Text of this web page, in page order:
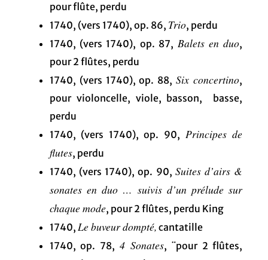
pour flûte, perdu
1740, (vers 1740), op. 86, Trio, perdu
1740, (vers 1740), op. 87, Balets en duo,
pour 2 flûtes, perdu
1740, (vers 1740), op. 88,Six concertino,
pour violoncelle, viole, basson, basse,
perdu
1740, (vers 1740), op. 90, Principes de
flutes, perdu
1740, (vers 1740), op. 90, Suites d’airs &
sonates en duo … suivis d’un prélude sur
chaque mode, pour 2 flûtes, perdu King
1740, Le buveur dompté, cantatille
1740, op. 78,4 Sonates, ¨pour 2 flûtes,